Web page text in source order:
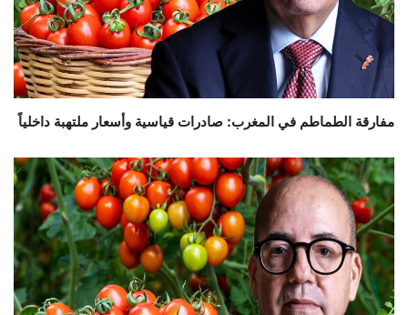
مفارقة الطماطم في المغرب: صادرات قياسية وأسعار ملتهبة داخلياً